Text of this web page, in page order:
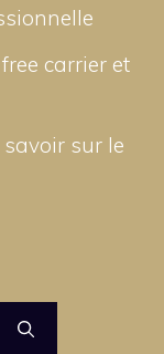
carrier et
savoir sur le